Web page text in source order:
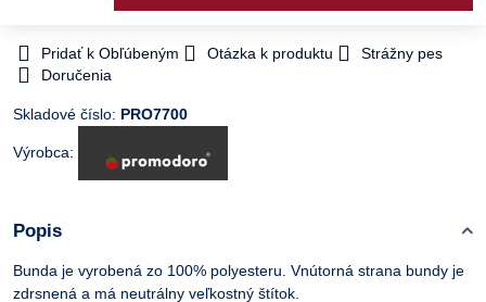
Pridať k Obľúbeným Otázka k produktu
Strážny pes
Doručenia
Skladové číslo: PRO7700
Výrobca:
Popis
Bunda je vyrobená zo 100% polyesteru. Vnútorná strana bundy je
zdrsnená a má neutrálny veľkostný štítok.